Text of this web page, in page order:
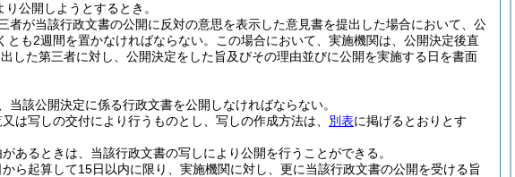
り公開しようとするとき。
者が当該行政文書の公開に反対の意思を表示した意見書を提出した場合において、公
も2週間を置かなければならない。
この場合において、実施機関は、公開決定後直
した第三者に対し、公開決定をした旨及びその理由並びに公開を実施する日を書面
該公開決定に係る行政文書を公開しなければならない。
は写しの交付により行うものとし、写しの作成方法は、 別表に掲げるとおりとす
あるときは、当該行政文書の写しにより公開を行うことができる。
ら起算して15日以内に限り、実施機関に対し、更に当該行政文書の公開を受ける旨